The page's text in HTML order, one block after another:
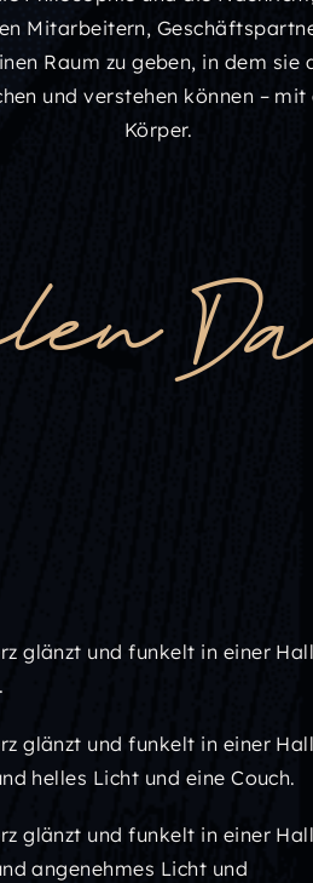
Mitarbeitern,
Raum zu geben, in dem sie
und verstehen können –
Körper.